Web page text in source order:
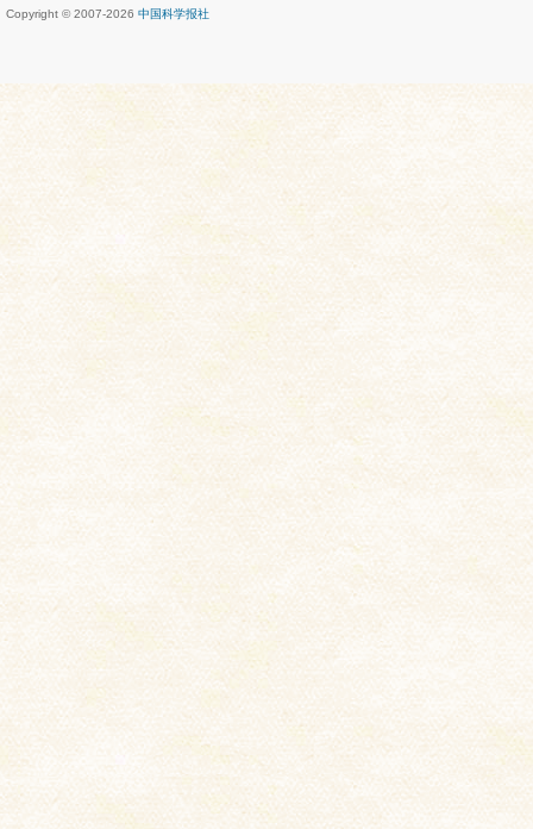
Copyright © 2007-2026 中国科学报社